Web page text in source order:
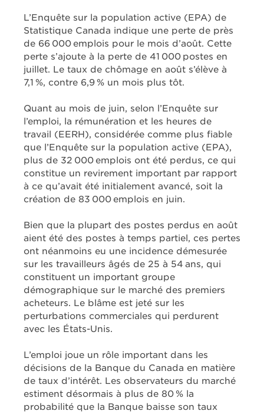
L’Enquête sur la population active (EPA) de
Statistique Canada indique une perte de près
de 66 000 emplois pour le mois d’août. Cette
perte s’ajoute à la perte de 41 000 postes en
juillet. Le taux de chômage en août s’élève à
7,1 %, contre 6,9 % un mois plus tôt.
Quant au mois de juin, selon l’Enquête sur
l’emploi, la rémunération et les heures de
travail (EERH), considérée comme plus fiable
que l’Enquête sur la population active (EPA),
plus de 32 000 emplois ont été perdus, ce qui
constitue un revirement important par rapport
à ce qu’avait été initialement avancé, soit la
création de 83 000 emplois en juin.
Bien que la plupart des postes perdus en août
aient été des postes à temps partiel, ces pertes
ont néanmoins eu une incidence démesurée
sur les travailleurs âgés de 25 à 54 ans, qui
constituent un important groupe
démographique sur le marché des premiers
acheteurs. Le blâme est jeté sur les
perturbations commerciales qui perdurent
avec les États-Unis.
L’emploi joue un rôle important dans les
décisions de la Banque du Canada en matière
de taux d’intérêt. Les observateurs du marché
estiment désormais à plus de 80 % la
probabilité que la Banque baisse son taux